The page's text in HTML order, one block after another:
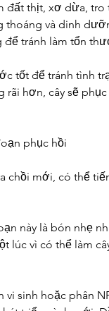
đất thịt, xơ dừa, tro
và dinh
để tránh làm tổn
tốt để tránh tình
hơn, cây sẽ phục
phục hồi
chồi mới, có thể
này là bón nhẹ
lúc vì có thể làm
sinh hoặc phân